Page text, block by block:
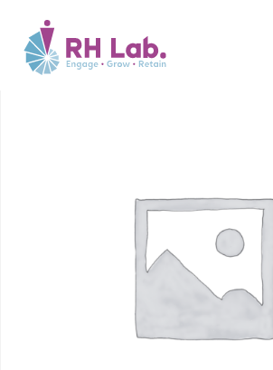
l’intelligence artificielle dans ses